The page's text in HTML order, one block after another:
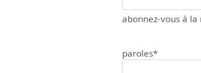
abonnez-vous à
paroles*